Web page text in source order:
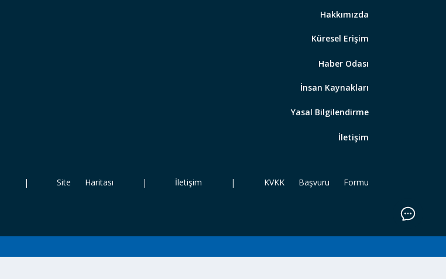
Hakkımızda
Küresel Erişim
Haber Odası
İnsan Kaynakları
Yasal Bilgilendirme
İletişim
|Site Haritası | İletişim | KVKK Başvuru Formu